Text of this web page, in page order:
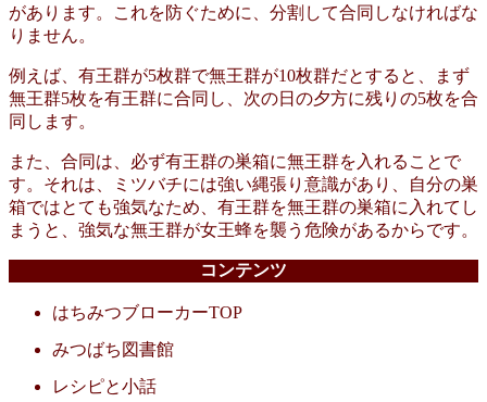
があります。これを防ぐために、分割して合同しなければな
りません。
例えば、有王群が5枚群で無王群が10枚群だとすると、まず
無王群5枚を有王群に合同し、次の日の夕方に残りの5枚を合
同します。
また、合同は、必ず有王群の巣箱に無王群を入れることで
す。それは、ミツバチには強い縄張り意識があり、自分の巣
箱ではとても強気なため、有王群を無王群の巣箱に入れてし
まうと、強気な無王群が女王蜂を襲う危険があるからです。
コンテンツ
はちみつブローカーTOP
みつばち図書館
レシピと小話